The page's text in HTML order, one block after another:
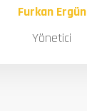
Furkan Ergün
Yönetici